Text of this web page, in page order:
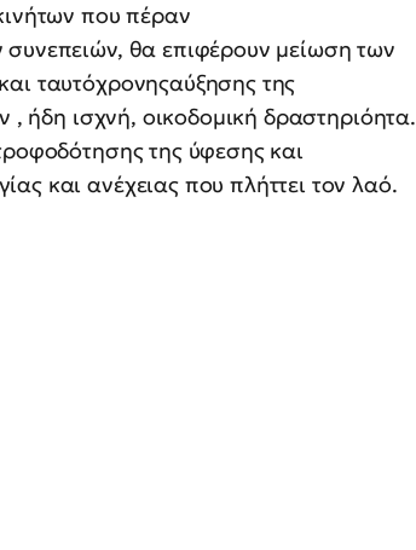
που πέραν
θα επιφέρουν μείωση των
ταυτόχρονηςαύξησης της
ήδη ισχνή, οικοδομική δραστηριόητα.
της ύφεσης και
και ανέχειας που πλήττει τον λαό.